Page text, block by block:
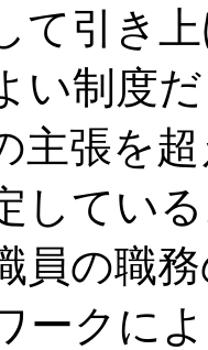
て引き
い制度
主張を
してい
員の職
ークに